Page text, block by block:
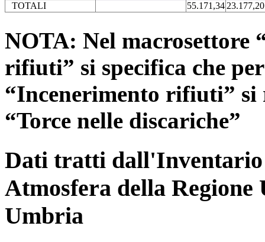
TOTALI 55.171,3423.177,20
NOTA: Nel macrosettore
rifiuti” si specifica che
“Incenerimento rifiuti”
“Torce nelle discariche”
Dati tratti dall'Inventario
Atmosfera della
Umbria